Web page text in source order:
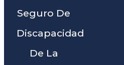
Seguro De
Discapacidad
De La